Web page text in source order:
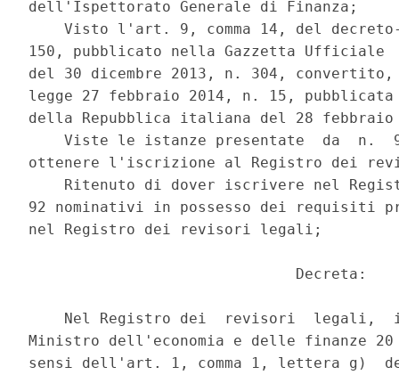
dell'Ispettorato Generale di Finanza;
Visto l'art. 9, comma 14, del
150, pubblicato nella Gazzetta
del 30 dicembre 2013, n. 304,
legge 27 febbraio 2014, n. 15,
della Repubblica italiana del 28
Viste le istanze presentate  da  n.
ottenere l'iscrizione al Registro dei
Ritenuto di dover iscrivere nel
92 nominativi in possesso dei
nel Registro dei revisori legali;
                              Decreta:
Nel Registro dei  revisori  legali,
Ministro dell'economia e delle finanze
sensi dell'art. 1, comma 1, lettera g)